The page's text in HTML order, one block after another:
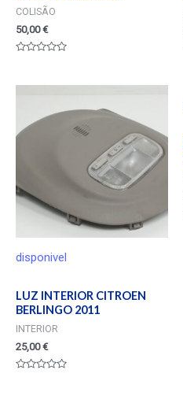
COLISÃO
50,00€
disponivel
LUZ INTERIOR CITROEN
BERLINGO 2011
INTERIOR
25,00€